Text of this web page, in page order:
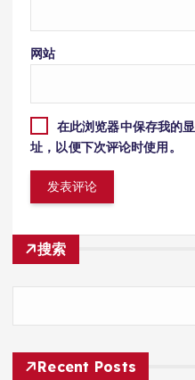
网站
在此浏览器中保存我的
址，以便下次评论时使用。
搜索
Recent Posts